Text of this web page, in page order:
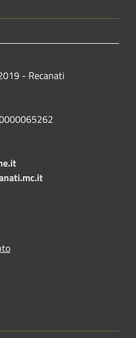
- Recanati